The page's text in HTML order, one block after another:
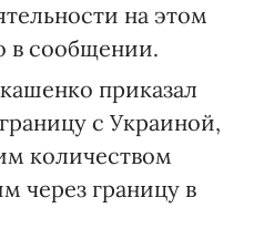
на этом
в сообщении.
приказал
с Украиной,
количеством
через границу в